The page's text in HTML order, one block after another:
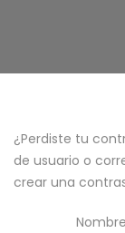
¿Perdiste tu
de usuario o
crear una